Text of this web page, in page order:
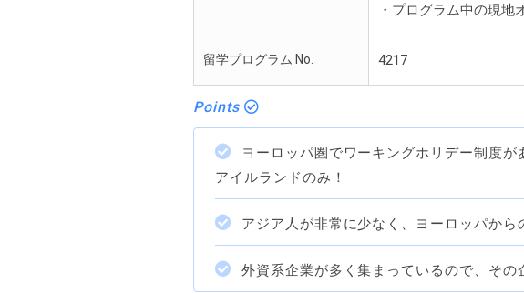
・プログラム中の現地
留学プログラム No. 4217
Points
ヨーロッパ圏でワーキングホリデー制度
アイルランドのみ！
アジア人が非常に少なく、ヨーロッパから
外資系企業が多く集まっているので、その